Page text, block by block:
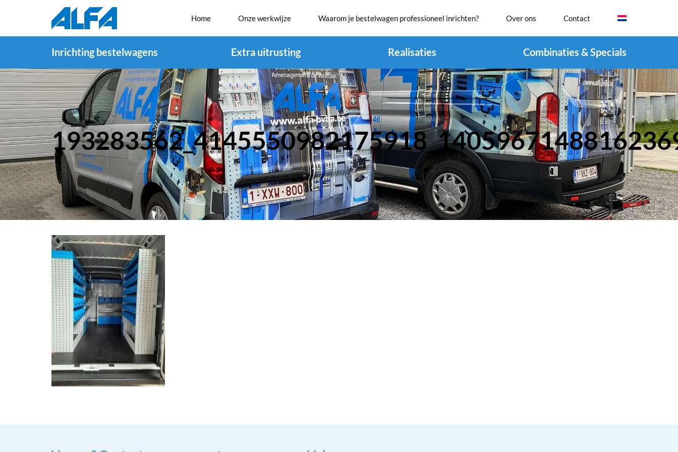
Home Onze werkwijze Waarom je bestelwagen professioneel inrichten? Over ons Contact
Inrichting bestelwagens Extra uitrusting Realisaties Combinaties & Specials